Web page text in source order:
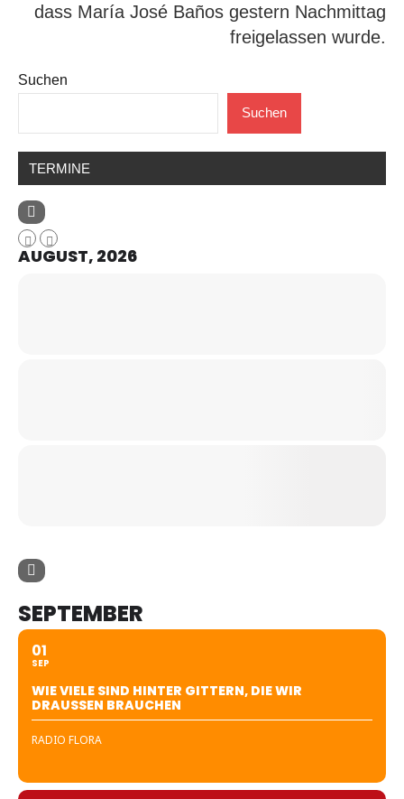
dass María José Baños gestern Nachmittag
freigelassen wurde.
Suchen
Suchen
TERMINE
AUGUST, 2026
SEPTEMBER
01
SEP
WIE VIELE SIND HINTER GITTERN, DIE WIR
DRAUSSEN BRAUCHEN
RADIO FLORA